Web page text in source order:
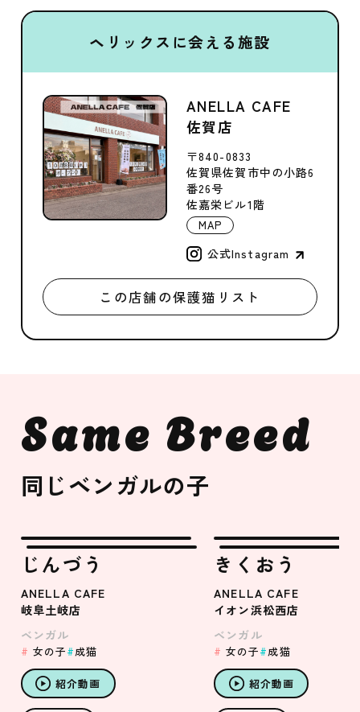
ヘリックスに会える施設
ANELLA CAFE
佐賀店
〒840-0833
佐賀県佐賀市中の小路6
番26号
佐嘉栄ビル1階
MAP
公式Instagram
この店舗の保護猫リスト
Same Breed
同じベンガルの子
じんづう
ANELLA CAFE
岐阜土岐店
ベンガル
女の子 成猫
紹介動画
きくおう
ANELLA CAFE
イオン浜松西店
ベンガル
女の子 成猫
紹介動画